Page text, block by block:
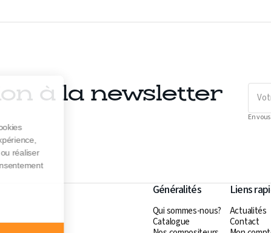
cookies
expérience,
ou réaliser
à la newsletter
Votre
mail
En
Généralités
Qui sommes-nous?
Catalogue
Liens
Actualités
Contact